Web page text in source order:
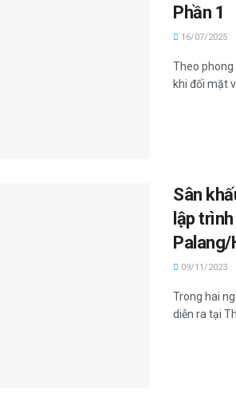
Phần 1
16/07/2025
Theo phong
khi đối mặt
Sân
lập
09/11/2023
Trong hai
diễn ra tại